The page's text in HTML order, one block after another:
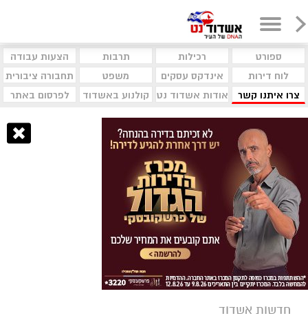
ספורט רכילות תרבות
הצעות עבודה
לוח דירות
אינדקס עסקים משפט
תחבורה ציבורית
צרו איתנו קשר
אודות אשדוד נט קולנוע באשדוד לפרסום באתר
חדשות אשדוד